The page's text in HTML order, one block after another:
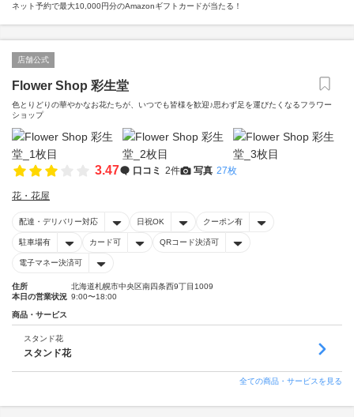
ネット予約で最大10,000円分のAmazonギフトカードが当たる！
店舗公式
Flower Shop 彩生堂
色とりどりの華やかなお花たちが、いつでも皆様を歓迎♪思わず足を運びたくなるフラワー
ショップ
3.47 口コミ 2件 写真 27枚
花・花屋
配達・デリバリー対応 日祝OK クーポン有
駐車場有 カード可 QRコード決済可
電子マネー決済可
住所
北海道札幌市中央区南四条西9丁目1009
本日の営業状況 9:00〜18:00
商品・サービス
スタンド花
スタンド花
全ての商品・サービスを見る